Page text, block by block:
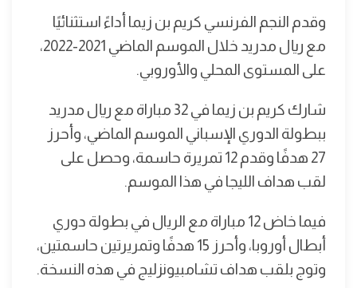
وقدم النجم الفرنسي كريم بن زيما أداءً استثنائيًا
مع ريال مدريد خلال الموسم الماضي 2021-2022،
على المستوى المحلي والأوروبي.
شارك كريم بن زيما في 32 مباراة مع ريال مدريد
ببطولة الدوري الإسباني الموسم الماضي، وأحرز
27 هدفًا وقدم 12 تمريرة حاسمة، وحصل على
لقب هداف الليجا في هذا الموسم.
فيما خاض 12 مباراة مع الريال في بطولة دوري
أبطال أوروبا، وأحرز 15 هدفًا وتمريرتين حاسمتين،
وتوج بلقب هداف تشامبيونزليج في هذه النسخة.